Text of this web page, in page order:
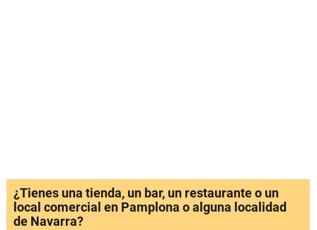
¿Tienes una tienda, un bar, un restaurante o un
local comercial en Pamplona o alguna localidad
de Navarra?